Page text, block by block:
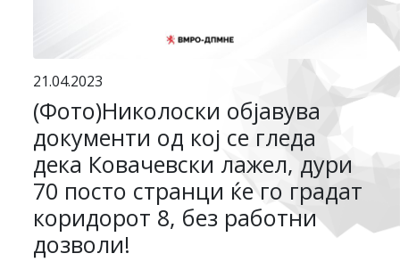
21.04.2023
(Фото)Николоски објавува
документи од кој се гледа
дека Ковачевски лажел, дури
70 посто странци ќе го градат
коридорот 8, без работни
дозволи!